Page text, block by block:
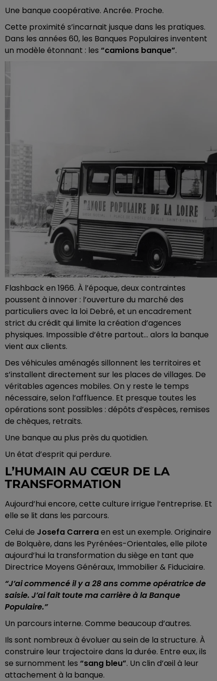
Une banque coopérative. Ancrée. Proche.
Cette proximité s’incarnait jusque dans les pratiques.
Dans les années 60, les Banques Populaires inventent
un modèle étonnant : les “camions banque”.
Flashback en 1966. À l’époque, deux contraintes
poussent à innover : l’ouverture du marché des
particuliers avec la loi Debré, et un encadrement
strict du crédit qui limite la création d’agences
physiques. Impossible d’être partout… alors la banque
vient aux clients.
Des véhicules aménagés sillonnent les territoires et
s’installent directement sur les places de villages. De
véritables agences mobiles. On y reste le temps
nécessaire, selon l’affluence. Et presque toutes les
opérations sont possibles : dépôts d’espèces, remises
de chèques, retraits.
Une banque au plus près du quotidien.
Un état d’esprit qui perdure.
L’HUMAIN AU CŒUR DE LA
TRANSFORMATION
Aujourd’hui encore, cette culture irrigue l’entreprise. Et
elle se lit dans les parcours.
Celui de Josefa Carreraen est un exemple. Originaire
de Bolquère, dans les Pyrénées-Orientales, elle pilote
aujourd’hui la transformation du siège en tant que
Directrice Moyens Généraux, Immobilier & Fiduciaire.
“J’ai commencé il y a 28 ans comme opératrice de
saisie. J’ai fait toute ma carrière à la Banque
Populaire.”
Un parcours interne. Comme beaucoup d’autres.
Ils sont nombreux à évoluer au sein de la structure. À
construire leur trajectoire dans la durée. Entre eux, ils
se surnomment les “sang bleu”. Un clin d’œil à leur
attachement à la banque.